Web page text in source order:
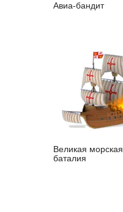
Авиа-бандит
Великая морская
баталия